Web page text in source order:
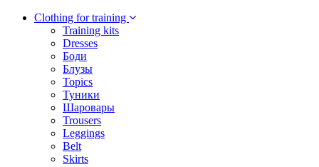
Сlothing for training
Training kits
Dresses
Боди
Блузы
Topics
Туники
Шаровары
Trousers
Leggings
Belt
Skirts